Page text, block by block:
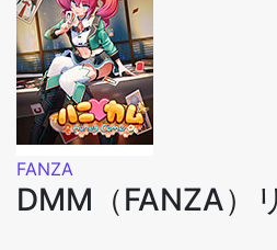
FANZA
DMM（FANZA）